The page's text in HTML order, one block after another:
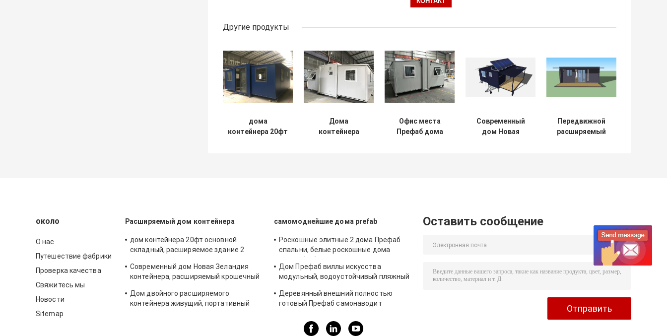
Другие продукты
дома
контейнера 20фт
Дома
контейнера
Офис места
Префаб дома
Современный
дом Новая
Передвижной
расширяемый
около
О нас
Путешествие фабрики
Проверка качества
Свяжитесь мы
Новости
Sitemap
Расширяемый дом контейнера
дом контейнера 20фт основной
складный, расширяемое здание 2
Современный дом Новая Зеландия
контейнера, расширяемый крошечный
Дом двойного расширяемого
контейнера живущий, портативный
самомоднейшие дома prefab
Роскошные элитные 2 дома Префаб
спальни, белые роскошные дома
Префаб с балконом
Дом Префаб виллы искусства
модульный, водоустойчивый пляжный
Деревянный внешний полностью
готовый Префаб самонаводит
панельные дома тимберса задворк
Оставить сообщение